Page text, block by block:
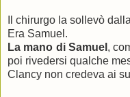
Il chirurgo la sollevò
Era Samuel.
La mano di Samuel ,
poi rivedersi qualche
Clancy non credeva ai